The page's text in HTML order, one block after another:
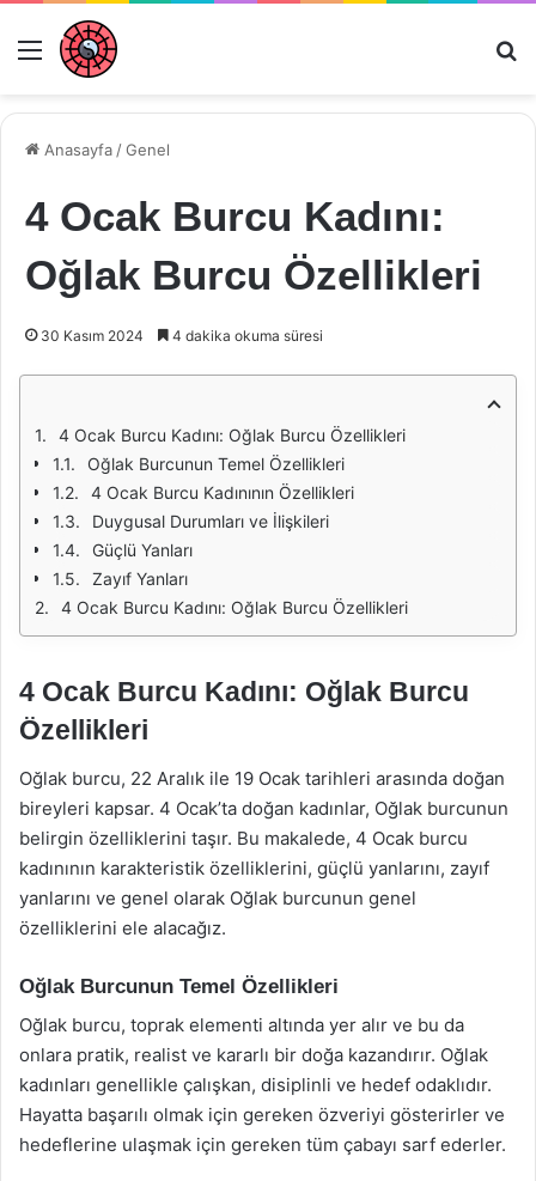
Menü
Anasayfa /Genel
4 Ocak Burcu Kadını:
Oğlak Burcu Özellikleri
30 Kasım 2024 4 dakika okuma süresi
4 Ocak Burcu Kadını: Oğlak Burcu Özellikleri
Oğlak Burcunun Temel Özellikleri
4 Ocak Burcu Kadınının Özellikleri
Duygusal Durumları ve İlişkileri
Güçlü Yanları
Zayıf Yanları
4 Ocak Burcu Kadını: Oğlak Burcu Özellikleri
4 Ocak Burcu Kadını: Oğlak Burcu
Özellikleri
Oğlak burcu, 22 Aralık ile 19 Ocak tarihleri arasında doğan
bireyleri kapsar. 4 Ocak’ta doğan kadınlar, Oğlak burcunun
belirgin özelliklerini taşır. Bu makalede, 4 Ocak burcu
kadınının karakteristik özelliklerini, güçlü yanlarını, zayıf
yanlarını ve genel olarak Oğlak burcunun genel
özelliklerini ele alacağız.
Oğlak Burcunun Temel Özellikleri
Oğlak burcu, toprak elementi altında yer alır ve bu da
onlara pratik, realist ve kararlı bir doğa kazandırır. Oğlak
kadınları genellikle çalışkan, disiplinli ve hedef odaklıdır.
Hayatta başarılı olmak için gereken özveriyi gösterirler ve
hedeflerine ulaşmak için gereken tüm çabayı sarf ederler.